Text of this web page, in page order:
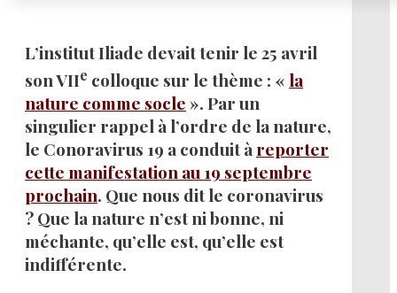
L’institut Iliade devait tenir le 25 avril
son VIIe colloque sur le thème : « la
nature comme socle ». Par un
singulier rappel à l’ordre de la nature,
le Conoravirus 19 a conduit à reporter
cette manifestation au 19 septembre
prochain. Que nous dit le coronavirus
? Que la nature n’est ni bonne, ni
méchante, qu’elle est, qu’elle est
indifférente.